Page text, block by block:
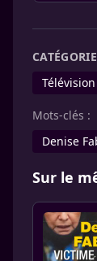
CATÉGORIE
Télévision
Mots-clés :
Denise
Sur le